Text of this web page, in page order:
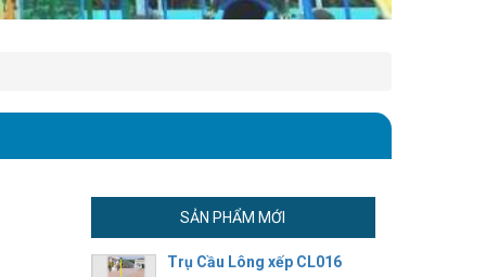
SẢN PHẨM MỚI
Trụ Cầu Lông xếp CL016